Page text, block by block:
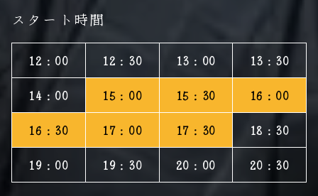
スタート時間
12：00 12：30 13：00 13：30
14：00 15：00 15：30 16：00
16：30 17：00 17：30 18：30
19：00 19：30 20：00 20：30